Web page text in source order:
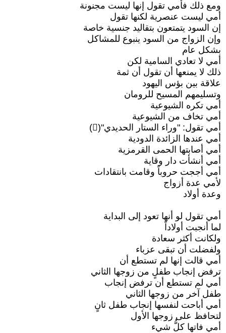
ومع ذلك فأمي تقول إنها ليست مجنونة
أمي ليست عنصرية لكنها تقول
إن السود يتمتعون بتقاليد جنسية خاصة
وإن الزواج من السود ينبوع للمشاكل
بشكل عام
أمي لا تعادي السامية لكن
ذلك لا يمنعها أن تقول أن ثمة
علاقة بين بؤس اليهود
وتسليمهم المسيح للرومان
أمي تكره الشيوعية
أمي تخاف من الشيوعية
أمي تقول: "وراء الستار الحديدي"()
أمي عندها الزائدة الدودية
أمي أصابتها الحمى القرمزية
أمي أنشأت دار وقاية
أمي أججت حروباً وقامت بانتقادات
لأمي عدة أزواج
وعدة أولاد
أمي تقول لو أنها تعود إلى البداية
لما أنجبت أولاداً
ولكانت أكثر سعادة
ولفضلت أن تبقى عزباء
أمي قالت إنها لم تستطع أن
ترفض إنجاب طفلٍ من زوجها الثاني
أمي لم تستطع أن ترفض إنجاب
طفل آخر من زوجها الثاني
أمي أباحت لنفسها إنجاب طفل ثانٍ
لتحافظ على زوجها الأول
أمي فاتها كلُّ شيء